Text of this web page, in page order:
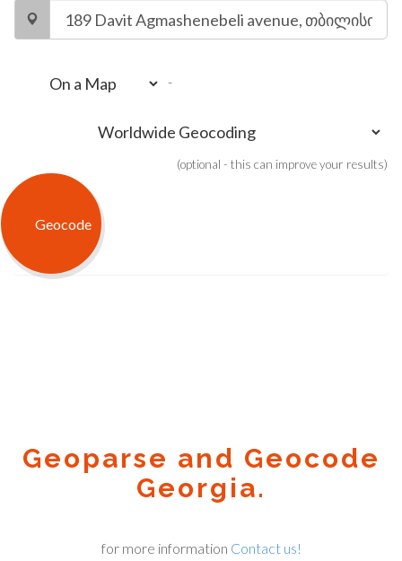
-
(optional - this can improve your results)
Geoparse and Geocode
Georgia.
for more information Contact us!